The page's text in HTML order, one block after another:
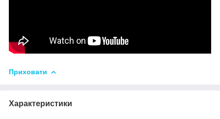
Приховати
Характеристики